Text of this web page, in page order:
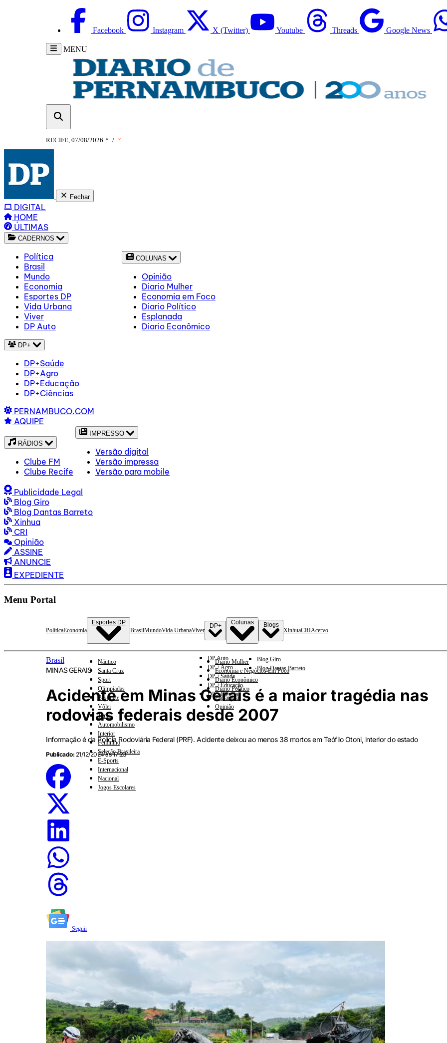
Facebook Instagram X (Twitter) Youtube Threads Google News
MENU
RECIFE, 07/08/2026 ° / °
Fechar
DIGITAL
HOME
ÚLTIMAS
CADERNOS
Política
Brasil
Mundo
Economia
Esportes DP
Vida Urbana
Viver
DP Auto
COLUNAS
Opinião
Diario Mulher
Economia em Foco
Diario Político
Esplanada
Diario Econômico
DP+
DP+Saúde
DP+Agro
DP+Educação
DP+Ciências
PERNAMBUCO.COM
AQUIPE
RÁDIOS
Clube FM
Clube Recife
IMPRESSO
Versão digital
Versão impressa
Versão para mobile
Publicidade Legal
Blog Giro
Blog Dantas Barreto
Xinhua
CRI
Opinião
ASSINE
ANUNCIE
EXPEDIENTE
Menu Portal
PolíticaEconomia
Esportes DP
Náutico
Santa Cruz
Sport
Olimpíadas
Basquete
Vôlei
Tênis
Automobilismo
Interior
Feminino
Seleção Brasileira
E-Sports
Internacional
Nacional
Jogos Escolares
BrasilMundoVida UrbanaViver
DP+
DP Auto
DP +Agro
DP +Saúde
DP +Educação
DP +Ciências
Colunas
Diario Mulher
Economia e Negócios Em Foco
Diario Econômico
Diario Político
Esplanada
Opinião
Blogs
Blog Giro
Blog Dantas Barreto
XinhuaCRIAcervo
Brasil
MINAS GERAIS
Acidente em Minas Gerais é a maior tragédia nas
rodovias federais desde 2007
Informação é da Polícia Rodoviária Federal (PRF). Acidente deixou ao menos 38 mortos em Teófilo Otoni, interior do estado
Publicado: 21/12/2024 às 17:23
Seguir